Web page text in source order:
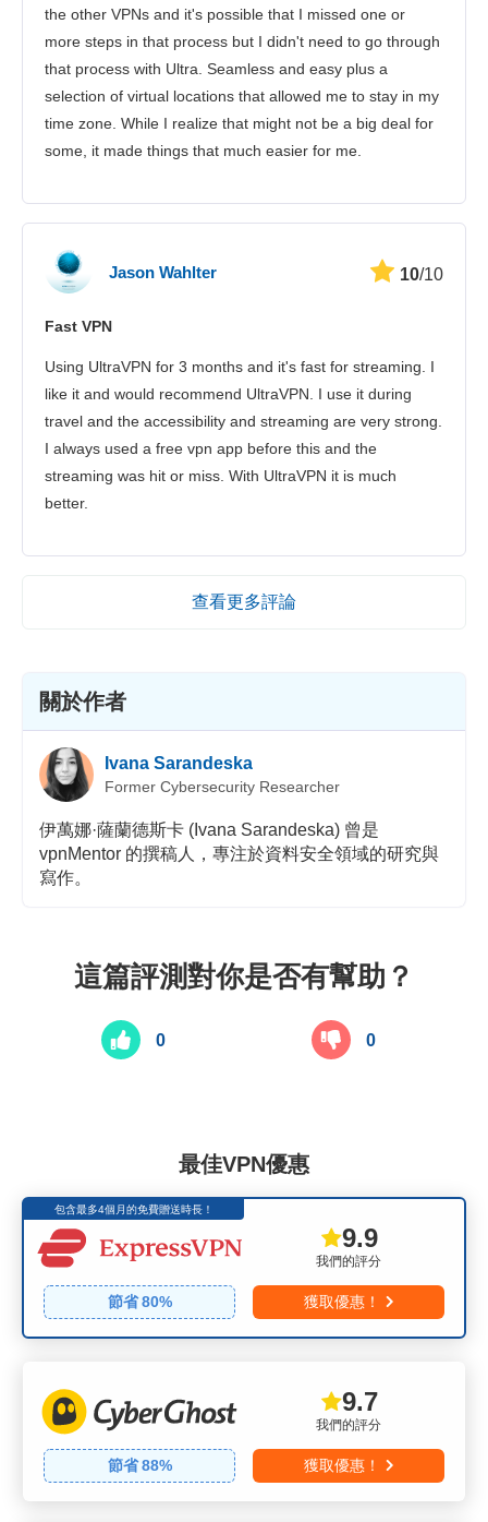
the other VPNs and it's possible that I missed one or
more steps in that process but I didn't need to go through
that process with Ultra. Seamless and easy plus a
selection of virtual locations that allowed me to stay in my
time zone. While I realize that might not be a big deal for
some, it made things that much easier for me.
Jason Wahlter 10/10
Fast VPN
Using UltraVPN for 3 months and it's fast for streaming. I
like it and would recommend UltraVPN. I use it during
travel and the accessibility and streaming are very strong.
I always used a free vpn app before this and the
streaming was hit or miss. With UltraVPN it is much
better.
查看更多評論
關於作者
Ivana Sarandeska
Former Cybersecurity Researcher
伊萬娜·薩蘭德斯卡 (Ivana Sarandeska) 曾是
vpnMentor 的撰稿人，專注於資料安全領域的研究與
寫作。
這篇評測對你是否有幫助？
0 0
最佳VPN優惠
包含最多4個月的免費贈送時長！
我們的評分
9.9
節省 80% 獲取優惠！
我們的評分
9.7
節省 88% 獲取優惠！